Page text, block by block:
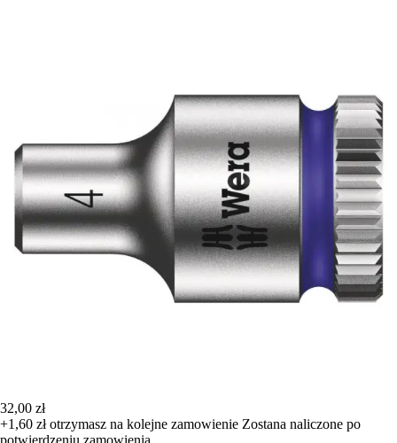
32,00 zł
+1,60 złotrzymasz na kolejne zamowienie Zostana naliczone po
potwierdzeniu zamowienia